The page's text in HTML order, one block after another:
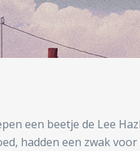
een beetje de Lee
hadden een zwak